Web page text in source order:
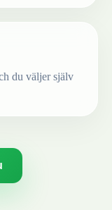
du väljer själv